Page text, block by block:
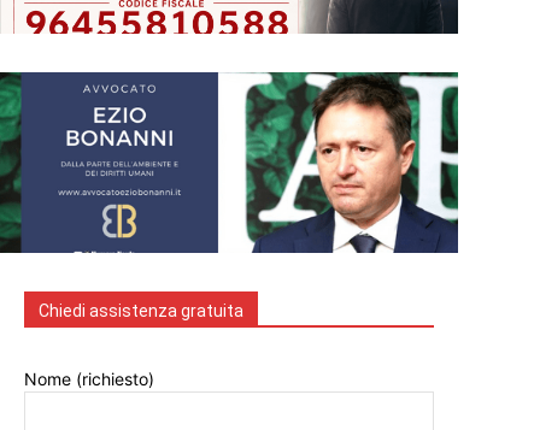
Chiedi assistenza gratuita
Nome (richiesto)